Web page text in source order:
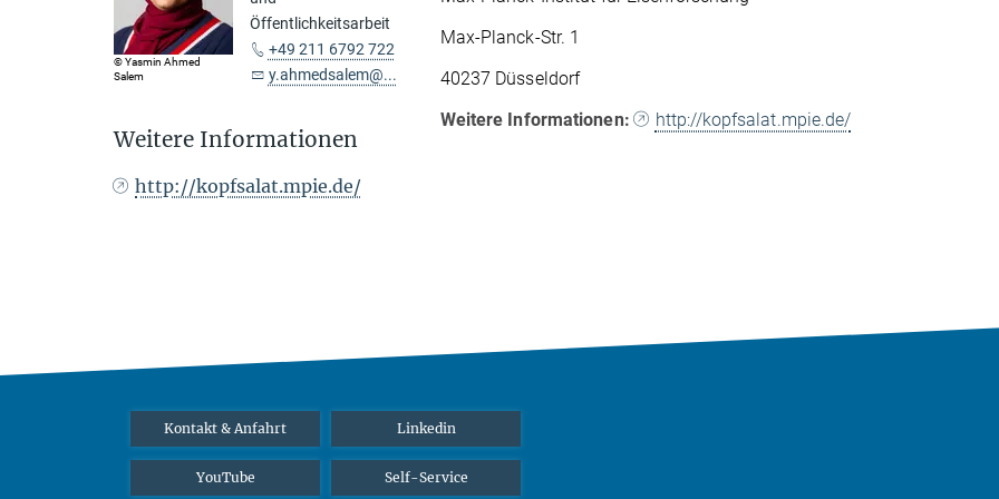
Max-Planck-Str. 1
40237 Düsseldorf
Weitere Informationen:
http://kopfsalat.mpie.de/
© Yasmin Ahmed
Salem
Öffentlichkeitsarbeit
+49 211 6792 722
y.ahmedsalem@...
Weitere Informationen
http://kopfsalat.mpie.de/
Kontakt & Anfahrt Linkedin
YouTube Self-Service